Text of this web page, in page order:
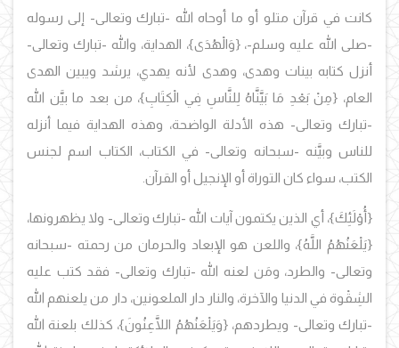
كانت في قرآن متلو أو ما أوحاه الله -تبارك وتعالى- إلى رسوله
-صلى الله عليه وسلم-، {وَالْهُدَى}، الهداية، والله -تبارك وتعالى-
أنزل كتابه بينات وهدى، وهدى لأنه يهدي، يرشد ويبين الهدى
العام، {مِنْ بَعْدِ مَا بَيَّنَّاهُ لِلنَّاسِ فِي الْكِتَابِ}، من بعد ما بيَّن الله
-تبارك وتعالى- هذه الأدلة الواضحة، وهذه الهداية فيما أنزله
للناس وبيَّنه -سبحانه وتعالى- في الكتاب، الكتاب اسم لجنس
الكتب، سواء كان التوراة أو الإنجيل أو القرآن.
{أُوْلَئِكَ}، أي الذين يكتمون آيات الله -تبارك وتعالى- ولا يظهرونها،
{يَلْعَنُهُمُ اللَّهُ}، واللعن هو الإبعاد والحرمان من رحمته -سبحانه
وتعالى- والطرد، ومَن لعنه الله -تبارك وتعالى- فقد كتب عليه
الشِقْوة في الدنيا والآخرة، والنار دار الملعونين، دار من يلعنهم الله
-تبارك وتعالى- ويطردهم، {وَيَلْعَنُهُمُ اللَّاعِنُونَ}، كذلك بلعنة الله